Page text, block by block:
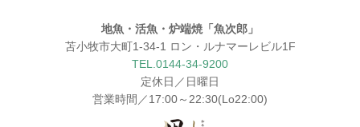
地魚・活魚・炉端焼「魚次郎」
苫小牧市大町1-34-1 ロン・ルナマーレビル1F
TEL.0144-34-9200
定休日／日曜日
営業時間／17:00～22:30(Lo22:00)